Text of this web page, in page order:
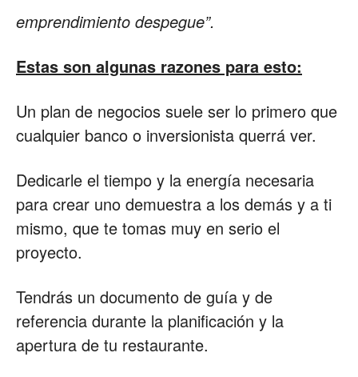
para
Restaurantes
emprendimiento despegue”.
Estas son algunas razones para esto:
Un plan de negocios suele ser lo primero que
cualquier banco o inversionista querrá ver.
Dedicarle el tiempo y la energía necesaria
para crear uno demuestra a los demás y a ti
mismo, que te tomas muy en serio el
proyecto.
Tendrás un documento de guía y de
referencia durante la planificación y la
apertura de tu restaurante.